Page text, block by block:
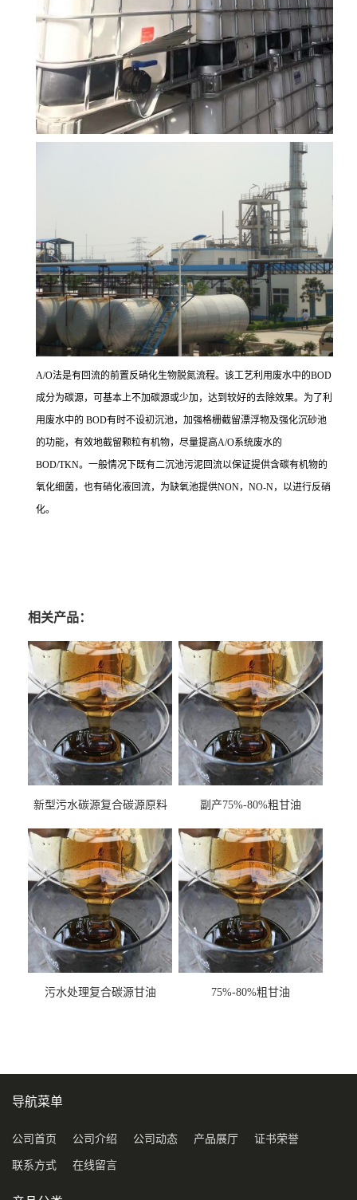
A/O法是有回流的前置反硝化生物脱氮流程。该工艺利用废水中的BOD
成分为碳源，可基本上不加碳源或少加，达到较好的去除效果。为了利
用废水中的 BOD有时不设初沉池，加强格栅截留漂浮物及强化沉砂池
的功能，有效地截留颗粒有机物，尽量提高A/O系统废水的
BOD/TKN。一般情况下既有二沉池污泥回流以保证提供含碳有机物的
氧化细菌，也有硝化液回流，为缺氧池提供NON，NO-N，以进行反硝
化。
相关产品：
新型污水碳源复合碳源原料
副产75%-80%粗甘油
污水处理复合碳源甘油
75%-80%粗甘油
导航菜单
公司首页 公司介绍 公司动态 产品展厅 证书荣誉
联系方式 在线留言